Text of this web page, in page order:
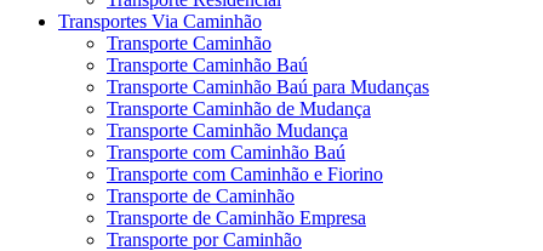
Transportes Via Caminhão
Transporte Caminhão
Transporte Caminhão Baú
Transporte Caminhão Baú para Mudanças
Transporte Caminhão de Mudança
Transporte Caminhão Mudança
Transporte com Caminhão Baú
Transporte com Caminhão e Fiorino
Transporte de Caminhão
Transporte de Caminhão Empresa
Transporte por Caminhão